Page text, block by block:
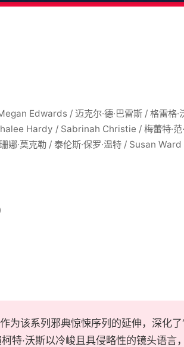
Edwards / 迈克尔·德·巴雷斯 / 格雷格·
Hardy / Sabrinah Christie / 梅蕾特·范
·莫克勒 / 泰伦斯·保罗·温特 / Susan Ward
该系列邪典惊悚序列的延伸，深化了
特·沃斯以冷峻且具侵略性的镜头语言